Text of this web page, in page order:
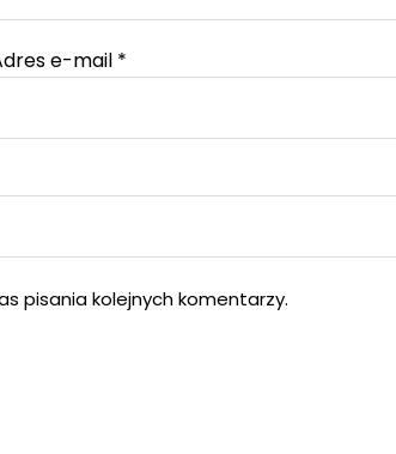
e-mail *
pisania kolejnych komentarzy.